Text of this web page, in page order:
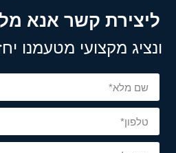
ליצירת קשר אנא
ונציג מקצועי מטעמנו